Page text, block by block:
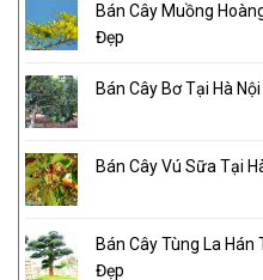
Bán Cây Muồng
Đẹp
Bán Cây Bơ Tại Hà
Bán Cây Vú Sữa Tại
Bán Cây Tùng La Hán
Đẹp